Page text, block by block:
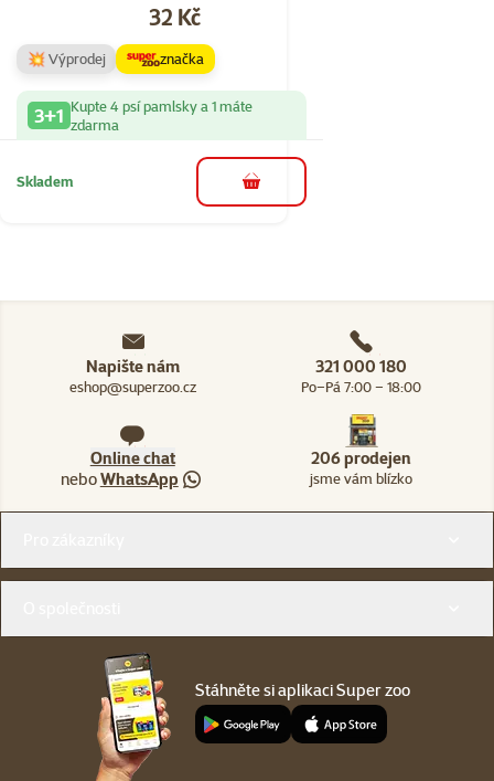
Cena
32 Kč
💥 Výprodej značka
3+1 Kupte 4 psí pamlsky a 1 máte
zdarma
Skladem do košíku
Napište nám
eshop@superzoo.cz
321 000 180
Po–Pá 7:00 – 18:00
Online chat
neboWhatsApp
206 prodejen
jsme vám blízko
Stáhněte si aplikaci Super zoo